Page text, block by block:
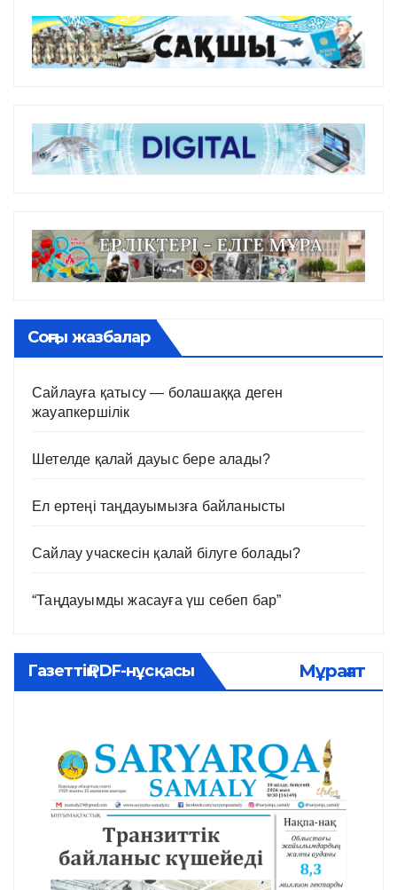
Соңғы жазбалар
Сайлауға қатысу — болашаққа деген
жауапкершілік
Шетелде қалай дауыс бере алады?
Ел ертеңі таңдауымызға байланысты
Сайлау учаскесін қалай білуге болады?
“Таңдауымды жасауға үш себеп бар”
Газеттің PDF-нұсқасы Мұрағат